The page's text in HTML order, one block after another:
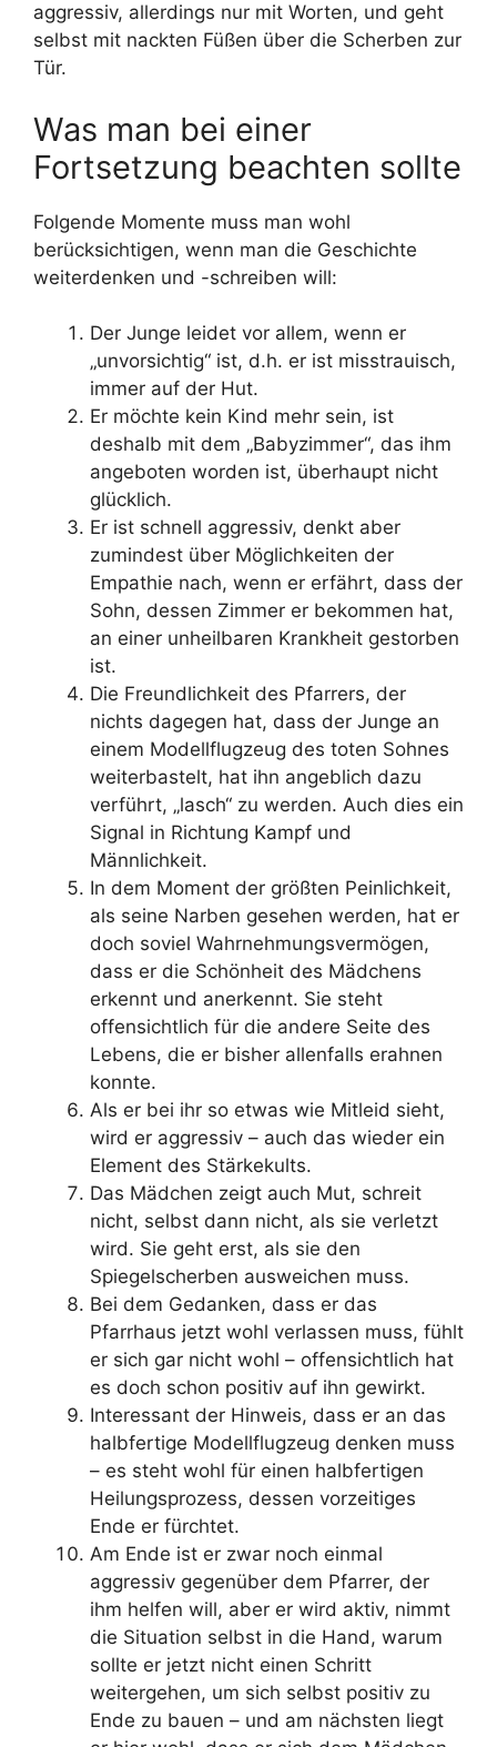
aggressiv, allerdings nur mit Worten, und geht
selbst mit nackten Füßen über die Scherben zur
Tür.
Was man bei einer
Fortsetzung beachten sollte
Folgende Momente muss man wohl
berücksichtigen, wenn man die Geschichte
weiterdenken und -schreiben will:
Der Junge leidet vor allem, wenn er
„unvorsichtig“ ist, d.h. er ist misstrauisch,
immer auf der Hut.
Er möchte kein Kind mehr sein, ist
deshalb mit dem „Babyzimmer“, das ihm
angeboten worden ist, überhaupt nicht
glücklich.
Er ist schnell aggressiv, denkt aber
zumindest über Möglichkeiten der
Empathie nach, wenn er erfährt, dass der
Sohn, dessen Zimmer er bekommen hat,
an einer unheilbaren Krankheit gestorben
ist.
Die Freundlichkeit des Pfarrers, der
nichts dagegen hat, dass der Junge an
einem Modellflugzeug des toten Sohnes
weiterbastelt, hat ihn angeblich dazu
verführt, „lasch“ zu werden. Auch dies ein
Signal in Richtung Kampf und
Männlichkeit.
In dem Moment der größten Peinlichkeit,
als seine Narben gesehen werden, hat er
doch soviel Wahrnehmungsvermögen,
dass er die Schönheit des Mädchens
erkennt und anerkennt. Sie steht
offensichtlich für die andere Seite des
Lebens, die er bisher allenfalls erahnen
konnte.
Als er bei ihr so etwas wie Mitleid sieht,
wird er aggressiv – auch das wieder ein
Element des Stärkekults.
Das Mädchen zeigt auch Mut, schreit
nicht, selbst dann nicht, als sie verletzt
wird. Sie geht erst, als sie den
Spiegelscherben ausweichen muss.
Bei dem Gedanken, dass er das
Pfarrhaus jetzt wohl verlassen muss, fühlt
er sich gar nicht wohl – offensichtlich hat
es doch schon positiv auf ihn gewirkt.
Interessant der Hinweis, dass er an das
halbfertige Modellflugzeug denken muss
– es steht wohl für einen halbfertigen
Heilungsprozess, dessen vorzeitiges
Ende er fürchtet.
Am Ende ist er zwar noch einmal
aggressiv gegenüber dem Pfarrer, der
ihm helfen will, aber er wird aktiv, nimmt
die Situation selbst in die Hand, warum
sollte er jetzt nicht einen Schritt
weitergehen, um sich selbst positiv zu
Ende zu bauen – und am nächsten liegt